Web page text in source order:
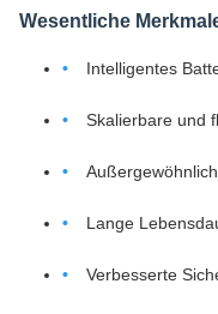
Wesentliche
Intelligentes
Skalierbare und
Lange
Verbesserte